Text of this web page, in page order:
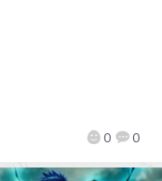
0 0